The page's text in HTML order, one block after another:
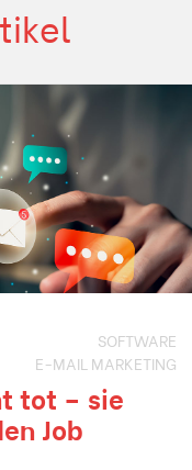
SOFTWARE
E-MAIL MARKETING
tot – sie
Job